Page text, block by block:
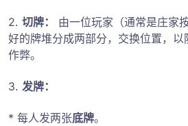
2. 切牌：
由一位玩家（通常是庄家
好的牌堆分成两部分，交换位置，
作弊。
3. 发牌：
* 每人发两张底牌。